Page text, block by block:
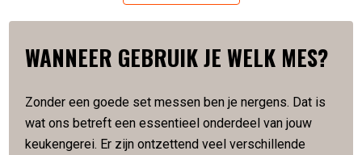
een bijzonder heft gemaakt van luxueus wortelhout. De luxe
SPECIFICATIES
Vervaardigd van Japans staal
Hardheid van 60 Rockwell
Lemmetlengte is 18 cm
WANNEER GEBRUIK JE WELK MES?
Zonder een goede set messen ben je nergens. Dat is
wat ons betreft een essentieel onderdeel van jouw
keukengerei. Er zijn ontzettend veel verschillende